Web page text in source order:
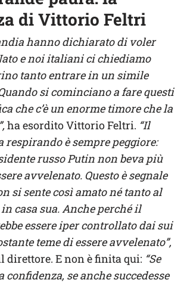
di Vittorio Feltri
hanno dichiarato di voler
e noi italiani ci chiediamo
tanto entrare in un simile
si cominciano a fare questi
che c’è un enorme timore che la
ha esordito Vittorio Feltri. “Il
respirando è sempre peggiore:
russo Putin non beva più
avvelenato. Questo è segnale
si sente così amato né tanto al
casa sua. Anche perché il
essere iper controllato dai sui
teme di essere avvelenato”,
direttore. E non è finita qui: “Se
confidenza, se anche succedesse